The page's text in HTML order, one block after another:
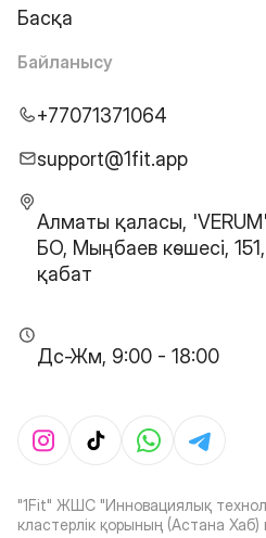
Басқа
Байланысу
+77071371064
support@1fit.app
Алматы қаласы, 'VERUM'
БО, Мыңбаев көшесі,
қабат
Дс-Жм, 9:00 - 18:00
"1Fit" ЖШС "Инновациялық
кластерлік қорының (Астана